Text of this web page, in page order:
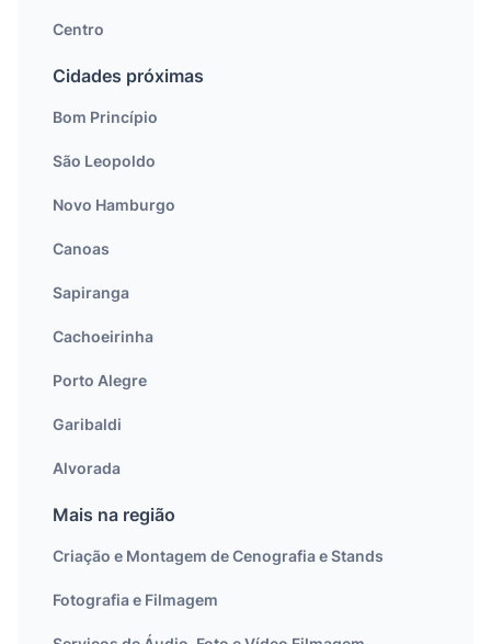
Centro
Cidades próximas
Bom Princípio
São Leopoldo
Novo Hamburgo
Canoas
Sapiranga
Cachoeirinha
Porto Alegre
Garibaldi
Alvorada
Mais na região
Criação e Montagem de Cenografia e Stands
Fotografia e Filmagem